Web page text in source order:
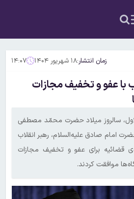
زمان انتشار:۱۸ شهریور ۱۴۰۴ ۱۴:۰۷
با عفو و تخفیف مجازات
سالروز میلاد حضرت محمّد مصطفی
امام صادق علیه‌السلام، رهبر انقلاب
قضائیه برای عفو و تخفیف مجازات
موافقت کردند.